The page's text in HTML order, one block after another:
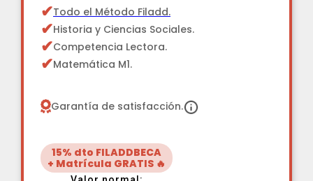
✔Todo el Método Filadd.
✔Historia y Ciencias Sociales.
✔Competencia Lectora.
✔Matemática M1.
Garantía de satisfacción.
15% dto FILADDBECA
+ Matrícula GRATIS 🔥